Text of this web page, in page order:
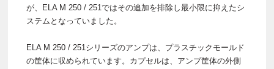
が、ELA M 250 / 251ではその追加を排除し最小限に抑えたシ
ステムとなっていました。
ELA M 250 / 251シリーズのアンプは、プラスチックモールド
の筐体に収められています。カプセルは、アンプ筐体の外側